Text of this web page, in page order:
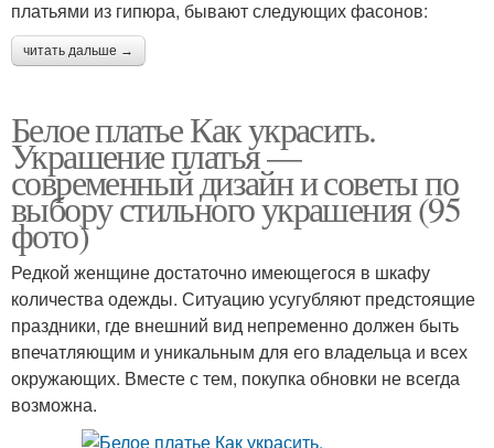
платьями из гипюра, бывают следующих фасонов:
читать дальше →
Белое платье Как украсить.
Украшение платья —
современный дизайн и советы по
выбору стильного украшения (95
фото)
Редкой женщине достаточно имеющегося в шкафу
количества одежды. Ситуацию усугубляют предстоящие
праздники, где внешний вид непременно должен быть
впечатляющим и уникальным для его владельца и всех
окружающих. Вместе с тем, покупка обновки не всегда
возможна.